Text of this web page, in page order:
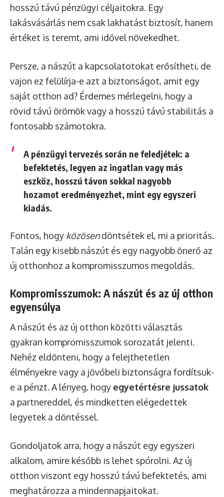
hosszú távú pénzügyi céljaitokra. Egy
lakásvásárlás nem csak lakhatást biztosít, hanem
értéket is teremt, ami idővel növekedhet.
Persze, a nászút a kapcsolatotokat erősítheti, de
vajon ez felülírja-e azt a biztonságot, amit egy
saját otthon ad? Érdemes mérlegelni, hogy a
rövid távú örömök vagy a hosszú távú stabilitás a
fontosabb számotokra.
A pénzügyi tervezés során ne feledjétek: a
befektetés, legyen az ingatlan vagy más
eszköz, hosszú távon sokkal nagyobb
hozamot eredményezhet, mint egy egyszeri
kiadás.
Fontos, hogy közösendöntsétek el, mi a prioritás.
Talán egy kisebb nászút és egy nagyobb önerő az
új otthonhoz a kompromisszumos megoldás.
Kompromisszumok: A nászút és az új otthon
egyensúlya
A nászút és az új otthon közötti választás
gyakran kompromisszumok sorozatát jelenti.
Nehéz eldönteni, hogy a felejthetetlen
élményekre vagy a jövőbeli biztonságra fordítsuk-
e a pénzt. A lényeg, hogy egyetértésre jussatok
a partnereddel, és mindketten elégedettek
legyetek a döntéssel.
Gondoljatok arra, hogy a nászút egy egyszeri
alkalom, amire később is lehet spórolni. Az új
otthon viszont egy hosszú távú befektetés, ami
meghatározza a mindennapjaitokat.